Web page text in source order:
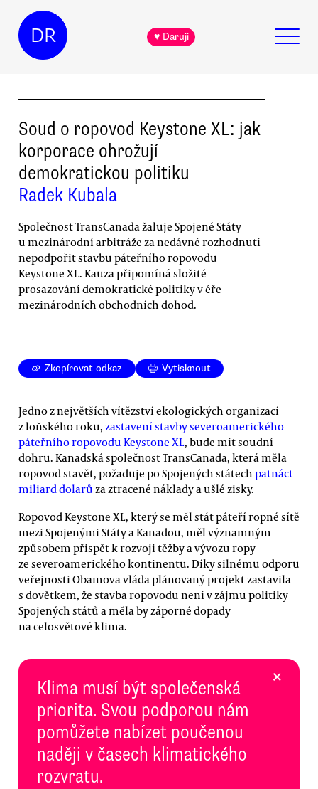
DR ♥ Daruji
Soud o ropovod Keystone XL: jak
korporace ohrožují
demokratickou politiku
Radek Kubala
Společnost TransCanada žaluje Spojené Státy
u mezinárodní arbitráže za nedávné rozhodnutí
nepodpořit stavbu páteřního ropovodu
Keystone XL. Kauza připomíná složité
prosazování demokratické politiky v éře
mezinárodních obchodních dohod.
Zkopírovat odkaz Vytisknout
Jedno z největších vítězství ekologických organizací
z loňského roku, zastavení stavby severoamerického
páteřního ropovodu Keystone XL, bude mít soudní
dohru. Kanadská společnost TransCanada, která měla
ropovod stavět, požaduje po Spojených státech patnáct
miliard dolarů za ztracené náklady a ušlé zisky.
Ropovod Keystone XL, který se měl stát páteří ropné sítě
mezi Spojenými Státy a Kanadou, měl významným
způsobem přispět k rozvoji těžby a vývozu ropy
ze severoamerického kontinentu. Díky silnému odporu
veřejnosti Obamova vláda plánovaný projekt zastavila
s dovětkem, že stavba ropovodu není v zájmu politiky
Spojených států a měla by záporné dopady
na celosvětové klima.
Klima musí být společenská
priorita. Svou podporou nám
pomůžete nabízet poučenou
naději v časech klimatického
rozvratu.
×